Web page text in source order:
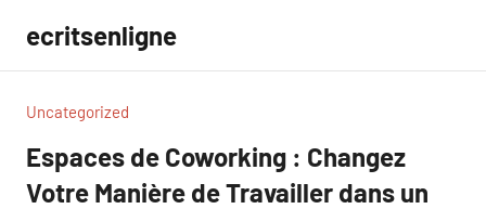
contenu
ecritsenligne
Uncategorized
Espaces de Coworking : Changez
Votre Manière de Travailler dans un